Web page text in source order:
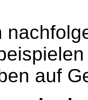
auf